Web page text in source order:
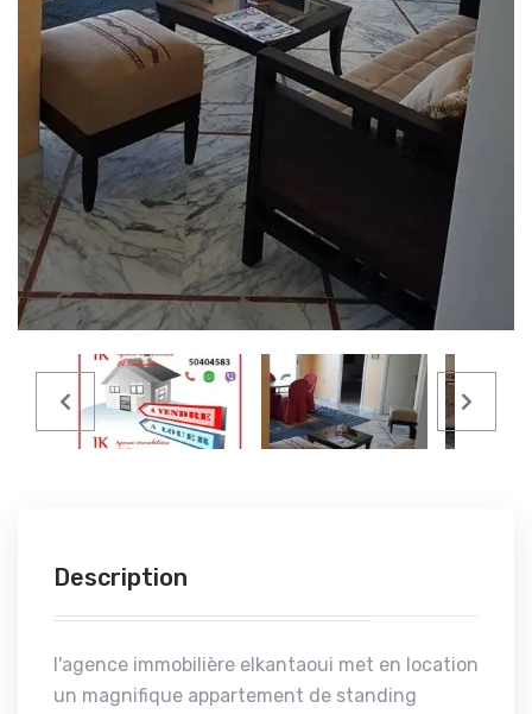
Description
l'agence immobilière elkantaoui met en location
un magnifique appartement de standing